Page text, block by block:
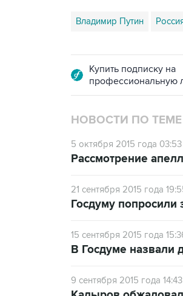
Владимир Путин
Купить подписку на
профессиональную
НОВОСТИ ПО ТЕМЕ
5 октября 2015 года 03:53
Рассмотрение
21 сентября 2015 года
Госдуму попросили
15 сентября 2015 года
В Госдуме назвали
9 сентября 2015 года 14:43